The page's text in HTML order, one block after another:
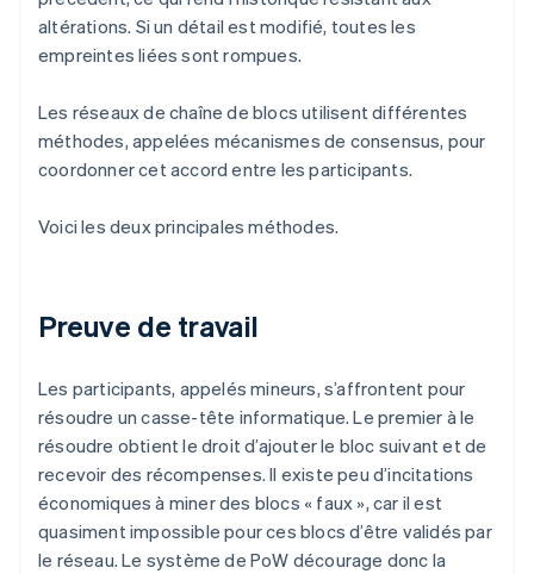
altérations. Si un détail est modifié, toutes les
empreintes liées sont rompues.
Les réseaux de chaîne de blocs utilisent différentes
méthodes, appelées mécanismes de consensus, pour
coordonner cet accord entre les participants.
Voici les deux principales méthodes.
Preuve de travail
Les participants, appelés mineurs, s’affrontent pour
résoudre un casse-tête informatique. Le premier à le
résoudre obtient le droit d’ajouter le bloc suivant et de
recevoir des récompenses. Il existe peu d’incitations
économiques à miner des blocs « faux », car il est
quasiment impossible pour ces blocs d’être validés par
le réseau. Le système de PoW décourage donc la